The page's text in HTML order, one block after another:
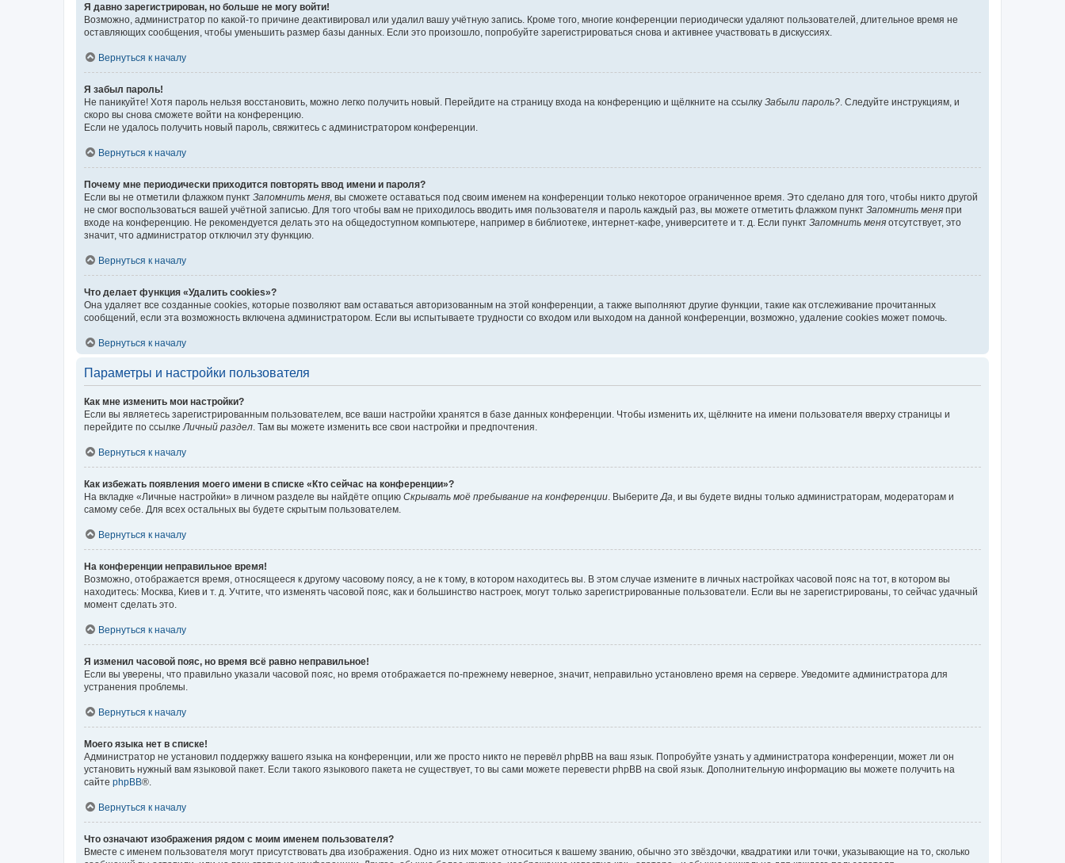
Я давно зарегистрирован, но больше не могу войти!
Возможно, администратор по какой-то причине деактивировал или удалил вашу учётную запись. Кроме того, многие конференции периодически удаляют пользователей, длительное время не
оставляющих сообщения, чтобы уменьшить размер базы данных. Если это произошло, попробуйте зарегистрироваться снова и активнее участвовать в дискуссиях.
Вернуться к началу
Я забыл пароль!
Не паникуйте! Хотя пароль нельзя восстановить, можно легко получить новый. Перейдите на страницу входа на конференцию и щёлкните на ссылку Забыли пароль?. Следуйте инструкциям, и
скоро вы снова сможете войти на конференцию.
Если не удалось получить новый пароль, свяжитесь с администратором конференции.
Вернуться к началу
Почему мне периодически приходится повторять ввод имени и пароля?
Если вы не отметили флажком пункт Запомнить меня, вы сможете оставаться под своим именем на конференции только некоторое ограниченное время. Это сделано для того, чтобы никто другой
не смог воспользоваться вашей учётной записью. Для того чтобы вам не приходилось вводить имя пользователя и пароль каждый раз, вы можете отметить флажком пункт Запомнить меня при
входе на конференцию. Не рекомендуется делать это на общедоступном компьютере, например в библиотеке, интернет-кафе, университете и т. д. Если пункт Запомнить меня отсутствует, это
значит, что администратор отключил эту функцию.
Вернуться к началу
Что делает функция «Удалить cookies»?
Она удаляет все созданные cookies, которые позволяют вам оставаться авторизованным на этой конференции, а также выполняют другие функции, такие как отслеживание прочитанных
сообщений, если эта возможность включена администратором. Если вы испытываете трудности со входом или выходом на данной конференции, возможно, удаление cookies может помочь.
Вернуться к началу
Параметры и настройки пользователя
Как мне изменить мои настройки?
Если вы являетесь зарегистрированным пользователем, все ваши настройки хранятся в базе данных конференции. Чтобы изменить их, щёлкните на имени пользователя вверху страницы и
перейдите по ссылкеЛичный раздел. Там вы можете изменить все свои настройки и предпочтения.
Вернуться к началу
Как избежать появления моего имени в списке «Кто сейчас на конференции»?
На вкладке «Личные настройки» в личном разделе вы найдёте опцию Скрывать моё пребывание на конференции. ВыберитеДа, и вы будете видны только администраторам, модераторам и
самому себе. Для всех остальных вы будете скрытым пользователем.
Вернуться к началу
На конференции неправильное время!
Возможно, отображается время, относящееся к другому часовому поясу, а не к тому, в котором находитесь вы. В этом случае измените в личных настройках часовой пояс на тот, в котором вы
находитесь: Москва, Киев и т. д. Учтите, что изменять часовой пояс, как и большинство настроек, могут только зарегистрированные пользователи. Если вы не зарегистрированы, то сейчас удачный
момент сделать это.
Вернуться к началу
Я изменил часовой пояс, но время всё равно неправильное!
Если вы уверены, что правильно указали часовой пояс, но время отображается по-прежнему неверное, значит, неправильно установлено время на сервере. Уведомите администратора для
устранения проблемы.
Вернуться к началу
Моего языка нет в списке!
Администратор не установил поддержку вашего языка на конференции, или же просто никто не перевёл phpBB на ваш язык. Попробуйте узнать у администратора конференции, может ли он
установить нужный вам языковой пакет. Если такого языкового пакета не существует, то вы сами можете перевести phpBB на свой язык. Дополнительную информацию вы можете получить на
сайте phpBB®.
Вернуться к началу
Что означают изображения рядом с моим именем пользователя?
Вместе с именем пользователя могут присутствовать два изображения. Одно из них может относиться к вашему званию, обычно это звёздочки, квадратики или точки, указывающие на то, сколько